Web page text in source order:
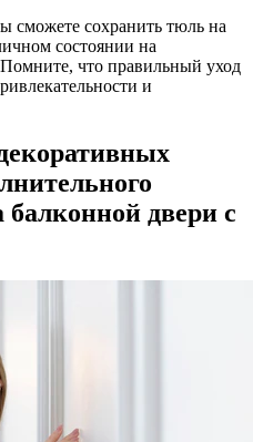
сможете сохранить тюль на
состоянии на
что правильный уход
и
двери с